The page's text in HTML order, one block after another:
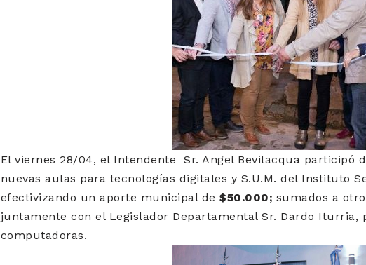
El viernes 28/04, el Intendente Sr. Angel Bevilacqua participó
nuevas aulas para tecnologías digitales y S.U.M. del Instituto
efectivizando un aporte municipal de $50.000; sumados a
juntamente con el Legislador Departamental Sr. Dardo Iturria,
computadoras.